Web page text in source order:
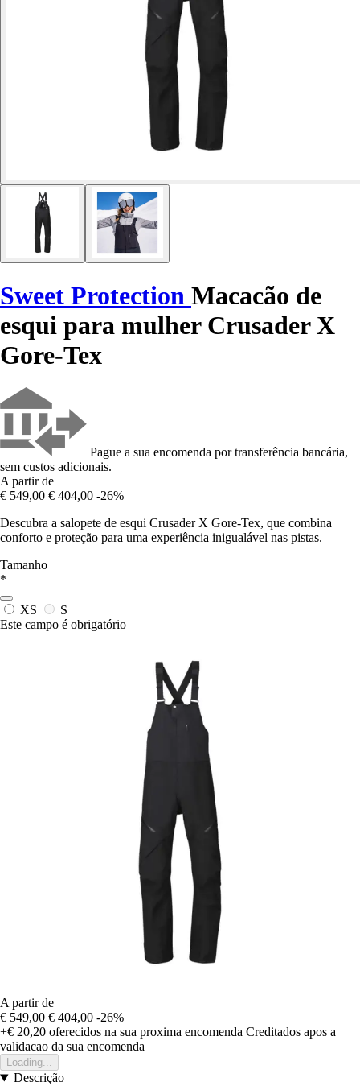
Sweet Protection Macacão de
esqui para mulher Crusader X
Gore-Tex
Pague a sua encomenda por transferência bancária,
sem custos adicionais.
A partir de
€ 549,00 € 404,00 -26%
Descubra a salopete de esqui Crusader X Gore-Tex, que combina
conforto e proteção para uma experiência inigualável nas pistas.
Tamanho
*
XS
S
Este campo é obrigatório
A partir de
€ 549,00 € 404,00 -26%
+€ 20,20 oferecidos na sua proxima encomenda Creditados apos a
validacao da sua encomenda
Loading...
Descrição